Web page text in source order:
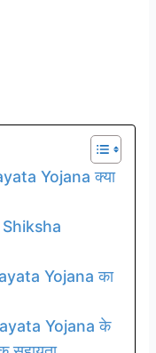
Yojana क्या
Yojana का
Yojana के